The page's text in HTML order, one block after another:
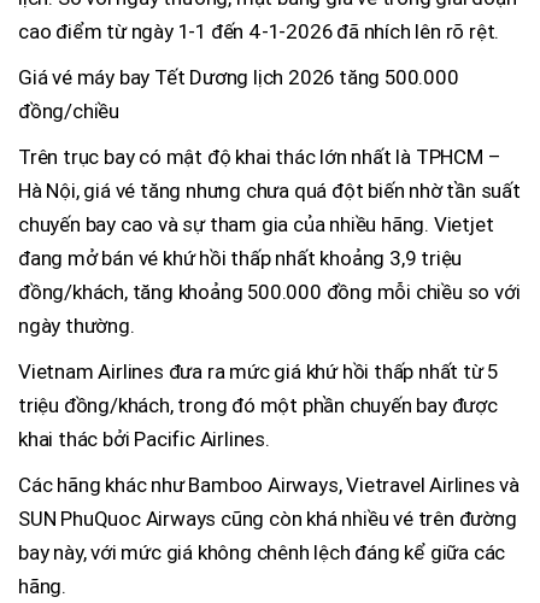
cao điểm từ ngày 1-1 đến 4-1-2026 đã nhích lên rõ rệt.
Giá vé máy bay Tết Dương lịch 2026 tăng 500.000
đồng/chiều
Trên trục bay có mật độ khai thác lớn nhất là TPHCM –
Hà Nội, giá vé tăng nhưng chưa quá đột biến nhờ tần suất
chuyến bay cao và sự tham gia của nhiều hãng. Vietjet
đang mở bán vé khứ hồi thấp nhất khoảng 3,9 triệu
đồng/khách, tăng khoảng 500.000 đồng mỗi chiều so với
ngày thường.
Vietnam Airlines đưa ra mức giá khứ hồi thấp nhất từ 5
triệu đồng/khách, trong đó một phần chuyến bay được
khai thác bởi Pacific Airlines.
Các hãng khác như Bamboo Airways, Vietravel Airlines và
SUN PhuQuoc Airways cũng còn khá nhiều vé trên đường
bay này, với mức giá không chênh lệch đáng kể giữa các
hãng.